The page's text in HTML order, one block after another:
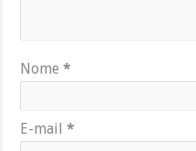
Nome*
E-mail*